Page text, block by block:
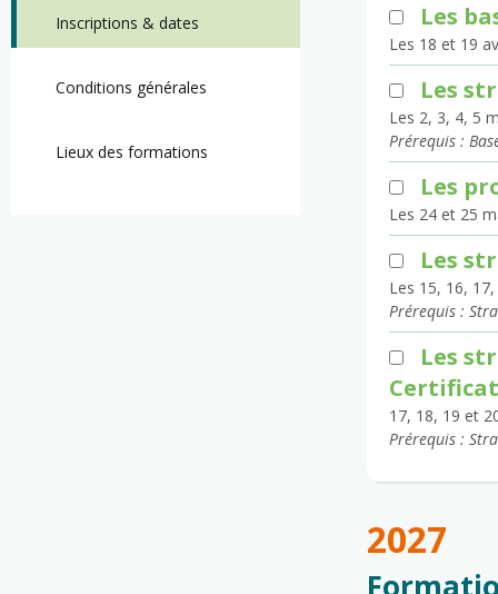
Inscriptions & dates
Conditions générales
Lieux des formations
Les
Les 18 et 19
Les
Les 2, 3, 4, 5
Prérequis :
Les
Les 24 et 25
Les
Les 15, 16,
Prérequis :
Les
17, 18, 19 et
Prérequis :
2027